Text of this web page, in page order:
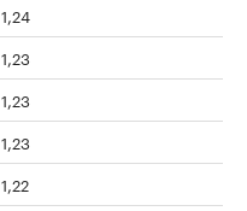
1,24
1,23
1,23
1,23
1,22